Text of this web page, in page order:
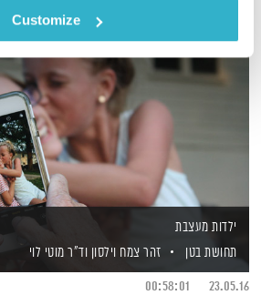
Customize
ילדות מעצבת
תחושת בטן
זהר צמח וילסון וד"ר מוטי לוי
23.05.16
00:58:01